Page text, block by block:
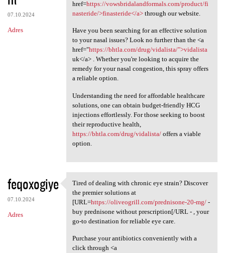
07.10.2024
Adres
href=https://vowsbridalandformals.com/product/fi
nasteride/>finasteride</a>through our website.
Have you been searching for an effective solution
to your nasal issues? Look no further than the <a
href="https://bhtla.com/drug/vidalista/">vidalista
uk</a> . Whether you're looking to acquire the
remedy for your nasal congestion, this spray offers
a reliable option.
Understanding the need for affordable healthcare
solutions, one can obtain budget-friendly HCG
injections effortlessly. For those seeking to boost
their reproductive health,
https://bhtla.com/drug/vidalista/offers a viable
option.
feqoxogiye
07.10.2024
Adres
Tired of dealing with chronic
Tired of dealing with chronic eye strain? Discover
the premier solutions at
[URL=https://oliveogrill.com/prednisone-20-mg/-
buy prednisone without prescription[/URL - , your
go-to destination for reliable eye care.
Purchase your antibiotics conveniently with a
click through <a